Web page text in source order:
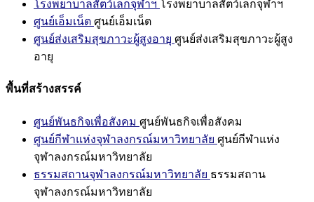
โรงพยาบาลสัตว์เล็กจุฬาฯ โรงพยาบาลสัตว์เล็กจุฬาฯ
ศูนย์เอ็มเน็ต ศูนย์เอ็มเน็ต
ศูนย์ส่งเสริมสุขภาวะผู้สูงอายุ ศูนย์ส่งเสริมสุขภาวะผู้สูง
อายุ
พื้นที่สร้างสรรค์
ศูนย์พันธกิจเพื่อสังคม ศูนย์พันธกิจเพื่อสังคม
ศูนย์กีฬาแห่งจุฬาลงกรณ์มหาวิทยาลัย ศูนย์กีฬาแห่ง
จุฬาลงกรณ์มหาวิทยาลัย
ธรรมสถานจุฬาลงกรณ์มหาวิทยาลัย ธรรมสถาน
จุฬาลงกรณ์มหาวิทยาลัย